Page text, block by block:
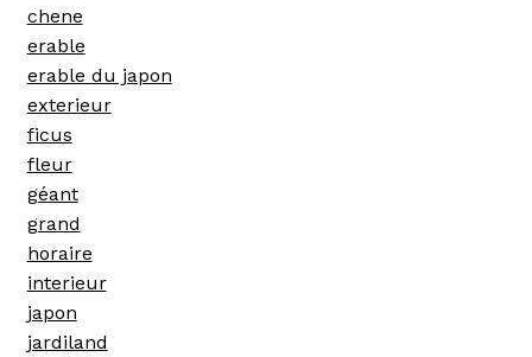
chene
erable
erable du japon
exterieur
ficus
fleur
géant
grand
horaire
interieur
japon
jardiland